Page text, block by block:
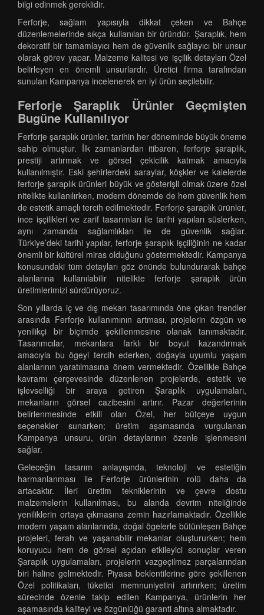
bilgi edinmek gereklidir.
Ferforje, sağlam yapısıyla dikkat çeken ve Bahçe
düzenlemelerinde sıkça kullanılan bir üründür. Şaraplık, hem
dekoratif bir tamamlayıcı hem de güvenlik sağlayıcı bir unsur
olarak görev yapar. Malzeme kalitesi ve işçilik detayları Özel
belirleyen en önemli unsurlardır. Üretici firma tarafından
sunulan Kampanya incelenerek en iyi ürün seçilebilir.
Ferforje Şaraplık Ürünler Geçmişten
Bugüne Kullanılıyor
Ferforje şaraplık ürünler, tarihin her döneminde büyük öneme
sahip olmuştur. İlk zamanlardan itibaren, ferforje şaraplık,
prestiji artırmak ve görsel çekicilik katmak amacıyla
kullanılmıştır. Eski şehirlerdeki saraylar, köşkler ve kalelerde
ferforje şaraplık ürünleri büyük ve gösterişli olmak üzere özel
nitelikte kullanılırken, modern dönemde de hem güvenlik hem
de estetik amaçlı tercih edilmektedir. Ferforje şaraplık ürünler,
ince işçilikleri ve zarif tasarımları ile tarihi yapıları süslerken,
aynı zamanda sağlamlıkları ile de güvenlik sağlar.
Türkiye’deki tarihi yapılar, ferforje şaraplık işçiliğinin ne kadar
önemli bir kültürel miras olduğunu göstermektedir. Kampanya
konusundaki tüm detayları göz önünde bulundurarak bahçe
alanlarına kullanılabilir nitelikte ferforje şaraplık ürün
üretimlerimizi sürdürüyoruz.
Son yıllarda iç ve dış mekan tasarımında öne çıkan trendler
arasında Ferforje kullanımının artması, projelerin özgün ve
yenilikçi bir biçimde şekillenmesine olanak tanımaktadır.
Tasarımcılar, mekanlara farklı bir boyut kazandırmak
amacıyla bu ögeyi tercih ederken, doğayla uyumlu yaşam
alanlarının yaratılmasına önem vermektedir. Özellikle Bahçe
kavramı çerçevesinde düzenlenen projelerde, estetik ve
işlevselliği bir araya getiren Şaraplık uygulamaları,
mekanların görsel cazibesini artırır. Pazar değerlerinin
belirlenmesinde etkili olan Özel, her bütçeye uygun
seçenekler sunarken; üretim aşamasında vurgulanan
Kampanya unsuru, ürün detaylarının özenle işlenmesini
sağlar.
Geleceğin tasarım anlayışında, teknoloji ve estetiğin
harmanlanması ile Ferforje ürünlerinin rolü daha da
artacaktır. İleri üretim tekniklerinin ve çevre dostu
malzemelerin kullanılması, bu alanda devrim niteliğinde
yeniliklerin ortaya çıkmasına zemin hazırlamaktadır. Özellikle
modern yaşam alanlarında, doğal ögelerle bütünleşen Bahçe
projeleri, ferah ve yaşanabilir mekanlar oluştururken; hem
koruyucu hem de görsel açıdan etkileyici sonuçlar veren
Şaraplık uygulamaları, projelerin vazgeçilmez parçalarından
biri haline gelmektedir. Piyasa beklentilerine göre şekillenen
Özel politikaları, tüketici memnuniyetini artırırken; üretim
sürecinde özenle takip edilen Kampanya, ürünlerin her
aşamasında kaliteyi ve özgünlüğü garanti altına almaktadır.